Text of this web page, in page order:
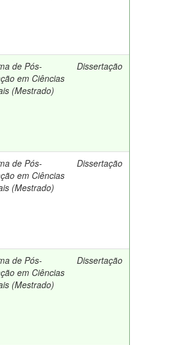
de Pós-
em Ciências
(Mestrado)
Dissertação
de Pós-
em Ciências
(Mestrado)
Dissertação
de Pós-
em Ciências
(Mestrado)
Dissertação